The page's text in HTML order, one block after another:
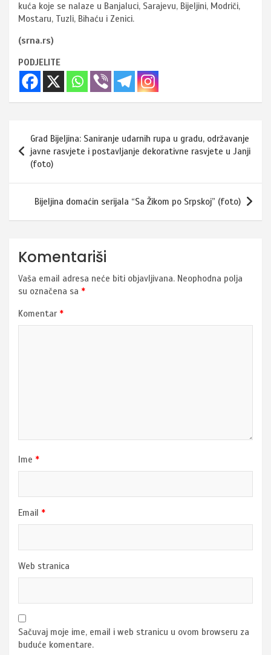
kuća koje se nalaze u Banjaluci, Sarajevu, Bijeljini, Modriči,
Mostaru, Tuzli, Bihaću i Zenici.
(srna.rs)
PODJELITE
Navigacija
članaka
Grad Bijeljina: Saniranje udarnih rupa u gradu, održavanje
javne rasvjete i postavljanje dekorativne rasvjete u Janji
(foto)
Bijeljina domaćin serijala “Sa Žikom po Srpskoj” (foto)
Komentariši
Vaša email adresa neće biti objavljivana. Neophodna polja
su označena sa *
Komentar *
Ime *
Email *
Web stranica
Sačuvaj moje ime, email i web stranicu u ovom browseru za
buduće komentare.